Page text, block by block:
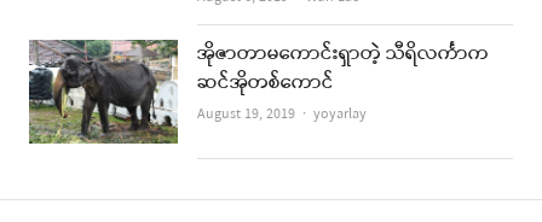
အိုဇာတာမကောင်းရှာတဲ့ သီရိလင်္ကာက
ဆင်အိုတစ်ကောင်
August 19, 2019 Author
yoyarlay